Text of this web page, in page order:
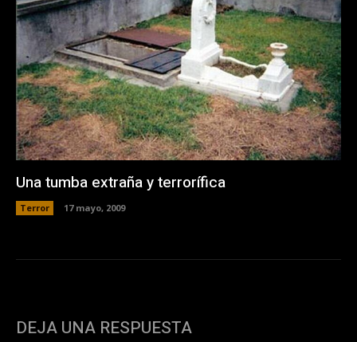
Una tumba extraña y terrorífica
Terror 17 mayo, 2009
DEJA UNA RESPUESTA